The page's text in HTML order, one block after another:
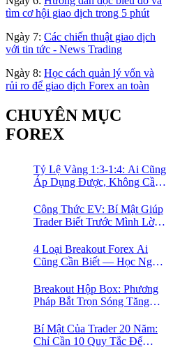
tìm cơ hội giao dịch trong 5 phút
Ngày 7: Các chiến thuật giao dịch
với tin tức - News Trading
Ngày 8: Học cách quản lý vốn và
rủi ro để giao dịch Forex an toàn
CHUYÊN MỤC
FOREX
Tỷ Lệ Vàng 1:3-1:4: Ai Cũng
Áp Dụng Được, Không Cần
Công Thức EV: Bí Mật Giúp
Trader Biết Trước Mình Lời
4 Loại Breakout Forex Ai
Cũng Cần Biết — Học Ngay
Trader Nhàn Mà Vẫn Ăn
Tiền
Breakout Hộp Box: Phương
Pháp Bắt Trọn Sóng Tăng
Bí Mật Của Trader 20 Năm:
Chỉ Cần 10 Quy Tắc Để